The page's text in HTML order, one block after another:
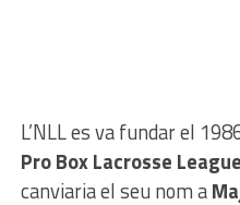
L’NLL es va fundar el
Pro Box Lacrosse League
canviaria el seu nom a